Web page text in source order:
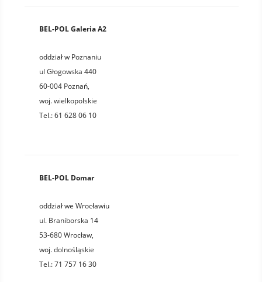
BEL-POL Galeria A2
oddział w Poznaniu
ul Głogowska 440
60-004 Poznań,
woj.wielkopolskie
Tel.:61 628 06 10
BEL-POL Domar
oddział we Wrocławiu
ul. Braniborska 14
53-680Wrocław,
woj.dolnośląskie
Tel.:71 757 16 30